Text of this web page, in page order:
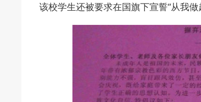
该校学生还被要求在国旗下宣誓“从我做